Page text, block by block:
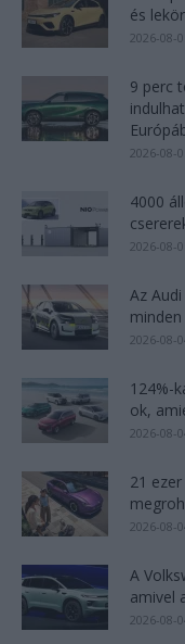
és
2026-08-
9 perc
2026-08-
4000
2026-08-
Az
2026-08-
124%-
ok,
2026-08-
21
2026-08-
A
amivel
2026-08-